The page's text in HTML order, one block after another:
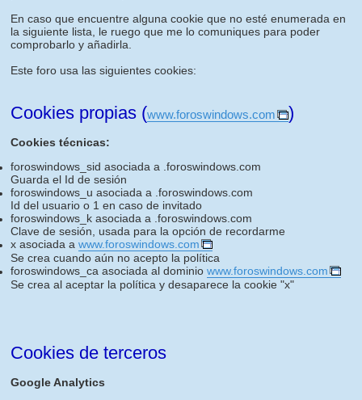
En caso que encuentre alguna cookie que no esté enumerada en
la siguiente lista, le ruego que me lo comuniques para poder
comprobarlo y añadirla.
Este foro usa las siguientes cookies:
Cookies propias (www.foroswindows.com )
Cookies técnicas:
foroswindows_sid asociada a .foroswindows.com
Guarda el Id de sesión
foroswindows_u asociada a .foroswindows.com
Id del usuario o 1 en caso de invitado
foroswindows_k asociada a .foroswindows.com
Clave de sesión, usada para la opción de recordarme
x asociada a www.foroswindows.com
Se crea cuando aún no acepto la política
foroswindows_ca asociada al dominio www.foroswindows.com
Se crea al aceptar la política y desaparece la cookie "x"
Cookies de terceros
Google Analytics